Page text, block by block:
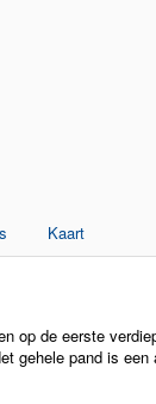
Kaart
op de eerste
gehele pand is